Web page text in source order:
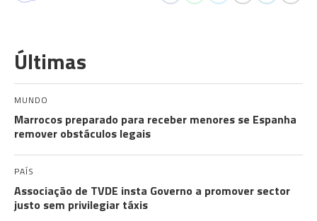
Últimas
MUNDO
Marrocos preparado para receber menores se Espanha
remover obstáculos legais
PAÍS
Associação de TVDE insta Governo a promover sector
justo sem privilegiar táxis